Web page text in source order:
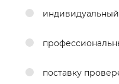
поставку